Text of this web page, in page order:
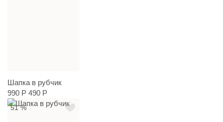
Шапка в рубчик
990 Р 490 Р
51 %